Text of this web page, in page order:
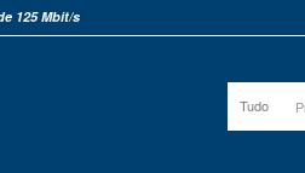
125 Mbit/s
Tudo